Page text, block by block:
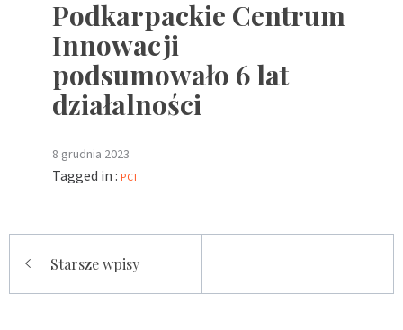
Podkarpackie Centrum
Innowacji
podsumowało 6 lat
działalności
8 grudnia 2023
Tagged in : PCI
po
Starsze wpisy